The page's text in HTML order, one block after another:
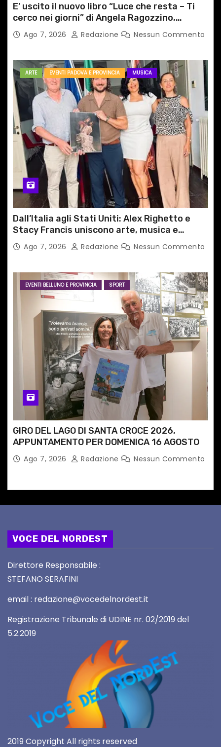
E’ uscito il nuovo libro “Luce che resta – Ti
cerco nei giorni” di Angela Ragozzino,
medico primario di Capua
Ago 7, 2026 Redazione Nessun Commento
ARTE EVENTI PADOVA E PROVINCIA MUSICA
Dall’Italia agli Stati Uniti: Alex Righetto e
Stacy Francis uniscono arte, musica e
tecnologia in un nuovo progetto
internazionale”
Ago 7, 2026 Redazione Nessun Commento
EVENTI BELLUNO E PROVINCIA SPORT
GIRO DEL LAGO DI SANTA CROCE 2026,
APPUNTAMENTO PER DOMENICA 16 AGOSTO
Ago 7, 2026 Redazione Nessun Commento
VOCE DEL NORDEST
Direttore Responsabile :
STEFANO SERAFINI
email : redazione@vocedelnordest.it
Registrazione Tribunale di UDINE nr. 02/2019 del
5.2.2019
2019 Copyright All rights reserved